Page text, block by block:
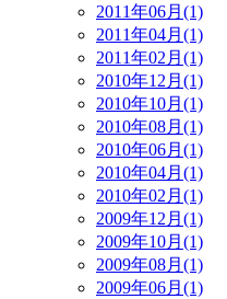
2011年06月(1)
2011年04月(1)
2011年02月(1)
2010年12月(1)
2010年10月(1)
2010年08月(1)
2010年06月(1)
2010年04月(1)
2010年02月(1)
2009年12月(1)
2009年10月(1)
2009年08月(1)
2009年06月(1)